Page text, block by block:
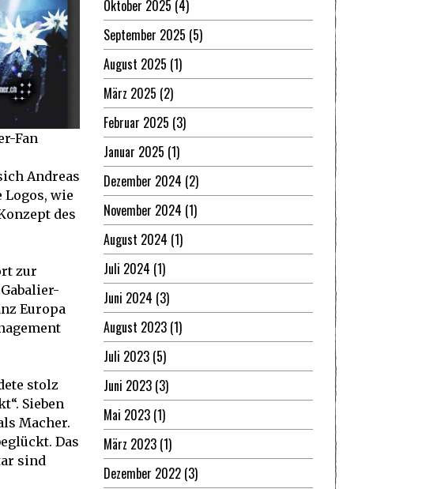
Fan
Andreas
wie
des
zur
Europa
stolz
Sieben
Macher.
Das
sind
Oktober 2025 (4)
September 2025 (5)
August 2025 (1)
März 2025 (2)
Februar 2025 (3)
Januar 2025 (1)
Dezember 2024 (2)
November 2024 (1)
August 2024 (1)
Juli 2024 (1)
Juni 2024 (3)
August 2023 (1)
Juli 2023 (5)
Juni 2023 (3)
Mai 2023 (1)
März 2023 (1)
Dezember 2022 (3)